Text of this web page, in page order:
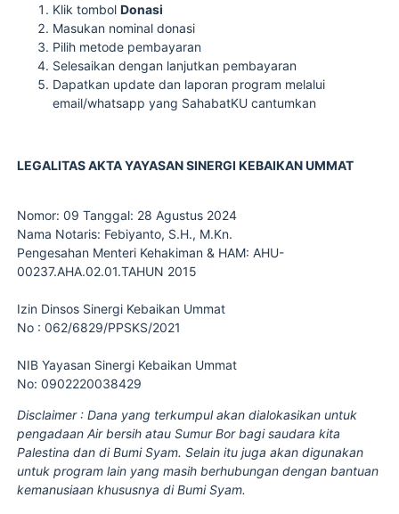
Klik tombolDonasi
Masukan nominal donasi
Pilih metode pembayaran
Selesaikan dengan lanjutkan pembayaran
Dapatkan update dan laporan program melalui
email/whatsapp yang SahabatKU cantumkan
LEGALITAS AKTA YAYASAN SINERGI KEBAIKAN UMMAT
Nomor: 09 Tanggal: 28 Agustus 2024
Nama Notaris: Febiyanto, S.H., M.Kn.
Pengesahan Menteri Kehakiman & HAM: AHU-
00237.AHA.02.01.TAHUN 2015
Izin Dinsos Sinergi Kebaikan Ummat
No : 062/6829/PPSKS/2021
NIB Yayasan Sinergi Kebaikan Ummat
No: 0902220038429
Disclaimer : Dana yang terkumpul akan dialokasikan untuk
pengadaan Air bersih atau Sumur Bor bagi saudara kita
Palestina dan di Bumi Syam. Selain itu juga akan digunakan
untuk program lain yang masih berhubungan dengan bantuan
kemanusiaan khususnya di Bumi Syam.